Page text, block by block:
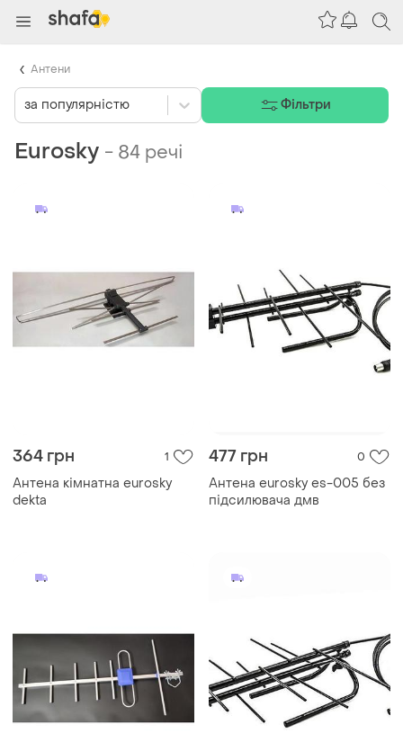
Eurosky - 84 речі
364 грн 1
Антена кімнатна eurosky
dekta
477 грн 0
Антена eurosky es-005 без
підсилювача дмв
за популярністю Фільтри
Антени